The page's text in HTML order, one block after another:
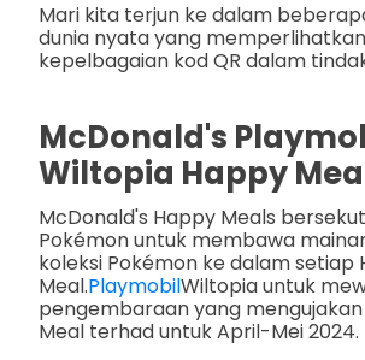
Mari kita terjun ke dalam
dunia nyata yang
kepelbagaian kod QR dalam
McDonald's
Wiltopia Happy
McDonald's Happy Meals
Pokémon untuk membawa
koleksi Pokémon ke dalam setiap
Meal.PlaymobilWiltopia untuk
pengembaraan yang
Meal terhad untuk April-Mei 2024.